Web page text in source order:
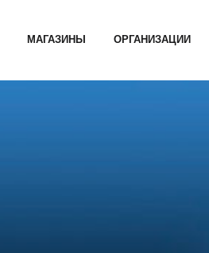
МАГАЗИНЫ ОРГАНИЗАЦИИ